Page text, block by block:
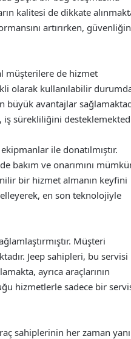
kalitesi de dikkate
artırırken,
müşterilere de hizmet
olarak kullanılabilir
büyük avantajlar
iş sürekliliğini
ile donatılmıştır.
bakım ve onarımını
bir hizmet almanın keyfini
en son teknolojiyle
Müşteri
Jeep sahipleri, bu servisi
ayrıca araçlarının
hizmetlerle sadece bir
sahiplerinin her zaman